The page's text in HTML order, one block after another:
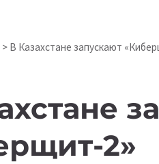
> В Казахстане запускают
2»